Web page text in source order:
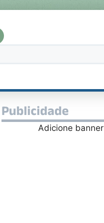
Publicidade
Adicione banner